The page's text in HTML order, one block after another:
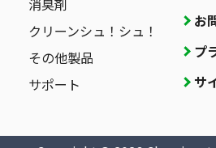
消臭剤
クリーンシュ！シュ！
その他製品
サポート
お
プ
サ